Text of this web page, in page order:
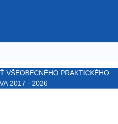
VŠEOBECNÉHO PRAKTICKÉHO
2017 - 2026